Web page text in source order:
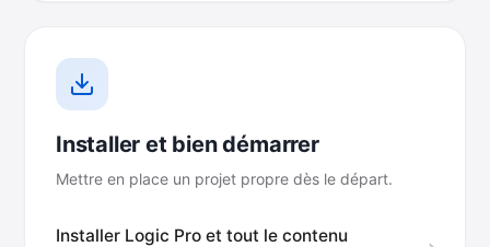
Installer et bien démarrer
Mettre en place un projet propre dès le départ.
Installer Logic Pro et tout le contenu